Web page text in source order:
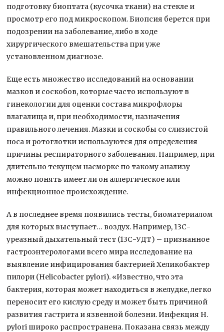
подготовку биоптата (кусочка ткани) на стекле и
просмотр его под микроскопом. Биопсия берется при
подозрении на заболевание, либо в ходе
хирургического вмешательства при уже
установленном диагнозе.
Еще есть множество исследований на основании
мазков и соскобов, которые часто используют в
гинекологии для оценки состава микрофлоры
влагалища и, при необходимости, назначения
правильного лечения. Мазки и соскобы со слизистой
носа и ротоглотки используются для определения
причины респираторного заболевания. Например, при
длительно текущем насморке по такому анализу
можно понять имеет ли он аллергическое или
инфекционное происхождение.
А в последнее время появились тесты, биоматериалом
для которых выступает… воздух. Например, 13С-
уреазный дыхательный тест (13С-УДТ) – признанное
гастроэнтерологами всего мира исследование на
выявление инфицирования бактерией Хеликобактер
пилори (Helicobacter pylori). «Известно, что эта
бактерия, которая может находиться в желудке, легко
переносит его кислую среду и может быть причиной
развития гастрита и язвенной болезни. Инфекция H.
pylori широко распространена. Показана связь между